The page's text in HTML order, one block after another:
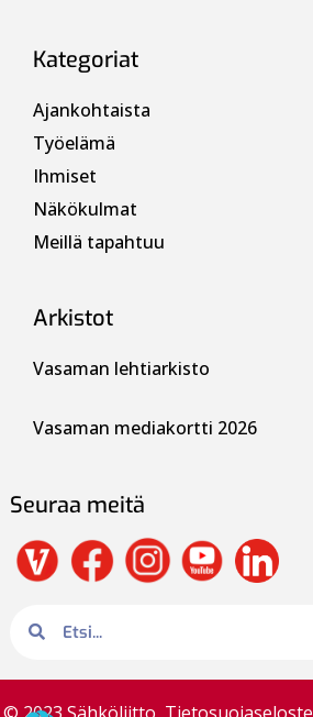
Kategoriat
Ajankohtaista
Työelämä
Ihmiset
Näkökulmat
Meillä tapahtuu
Arkistot
Vasaman lehtiarkisto
Vasaman mediakortti 2026
Seuraa meitä